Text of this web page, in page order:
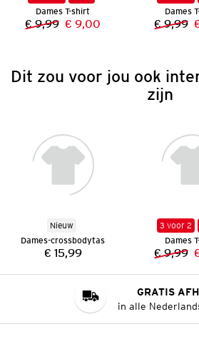
Dames T-shirt
Vorige prijs:
€ 9,99 Nieuwe prijs:
€ 9,00
Dames
€ 9,99
Dit zou voor jou ook
zijn
Nieuw
Dames-crossbodytas
Prijs:
€ 15,99
3 voor 2
Dames
€ 9,99
GRATIS
in alle